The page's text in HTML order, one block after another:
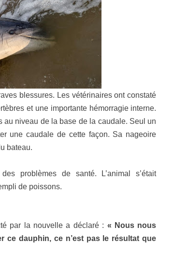
blessures. Les vétérinaires ont constaté
et une importante hémorragie interne.
au niveau de la base de la caudale. Seul un
une caudale de cette façon. Sa nageoire
bateau.
problèmes de santé. L’animal s’était
de poissons.
par la nouvelle a déclaré : « Nous nous
ce dauphin, ce n’est pas le résultat que